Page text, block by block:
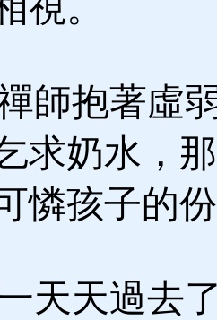
師抱著虛
求奶水，
憐孩子的
天天過去